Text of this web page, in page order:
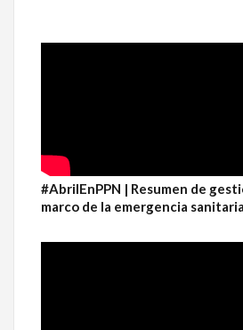
#AbrilEnPPN | Resumen de
marco de la emergencia